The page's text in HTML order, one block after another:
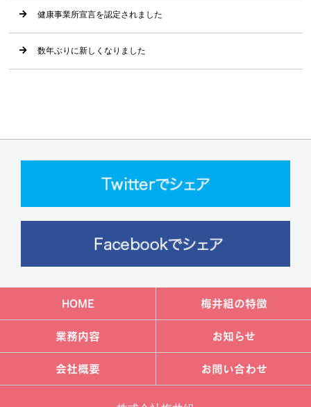
健康事業所宣言を認定されました
数年ぶりに新しくなりました
HOME 梅井組の特徴
業務内容 お知らせ
会社概要 お問い合わせ